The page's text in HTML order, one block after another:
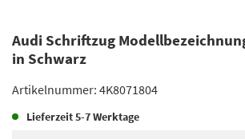
Audi Schriftzug
in Schwarz
Artikelnummer: 4K8071804
Lieferzeit5-7 Werktage